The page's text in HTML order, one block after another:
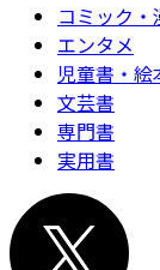
コミック・
エンタメ
児童書・絵
文芸書
専門書
実用書